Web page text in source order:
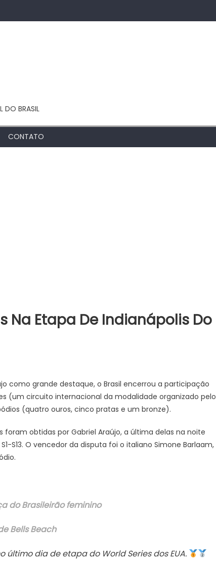
DO BRASIL
CONTATO
Na Etapa De Indianápolis Do
como grande destaque, o Brasil encerrou a participação
(um circuito internacional da modalidade organizado pelo
(quatro ouros, cinco pratas e um bronze).
foram obtidas por Gabriel Araújo, a última delas na noite
S13. O vencedor da disputa foi o italiano Simone Barlaam,
do Brasileirão feminino
Bells Beach
último dia de etapa do World Series dos EUA.